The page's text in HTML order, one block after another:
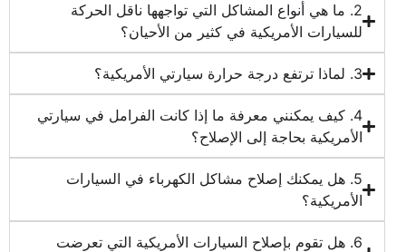
‏2. ما هي أنواع المشاكل التي تواجهها ناقل الحركة
للسيارات الأمريكية في كثير من الأحيان؟‏
‏3. لماذا ترتفع درجة حرارة سيارتي الأمريكية؟‏
‏4. كيف يمكنني معرفة ما إذا كانت الفرامل في سيارتي
الأمريكية بحاجة إلى الإصلاح؟‏
‏5. هل يمكنك إصلاح مشاكل الكهرباء في السيارات
الأمريكية؟‏
‏6. هل تقوم بإصلاح السيارات الأمريكية التي تعرضت